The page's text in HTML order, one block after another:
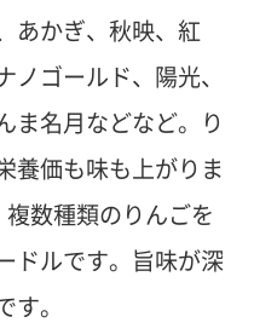
あかぎ、秋映、紅
ゴールド、陽光、
ま名月などなど。り
養価も味も上がりま
数種類のりんごを
ドルです。旨味が深
。